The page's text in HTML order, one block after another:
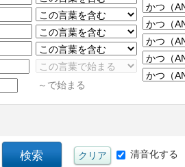
～で始まる
清音化する